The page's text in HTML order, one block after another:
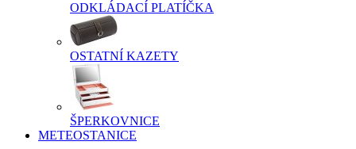
ODKLÁDACÍ PLATÍČKA
OSTATNÍ KAZETY
ŠPERKOVNICE
METEOSTANICE